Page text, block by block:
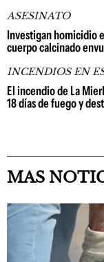
ASESINATO
Investigan homicidio
cuerpo calcinado
INCENDIOS EN
El incendio de La
18 días de fuego y
MAS